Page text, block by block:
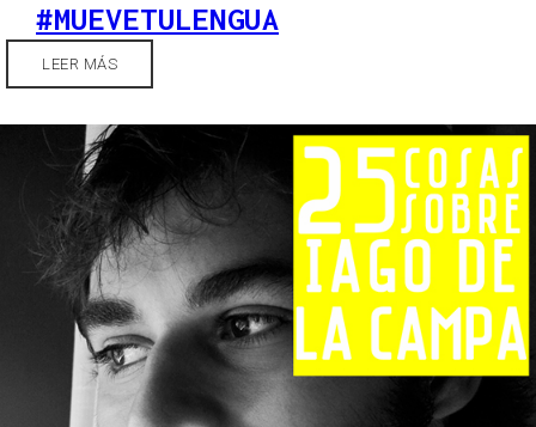
#MUEVETULENGUA
LEER MÁS